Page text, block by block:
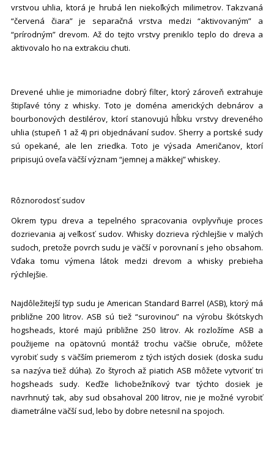
vrstvou uhlia, ktorá je hrubá len niekoľkých milimetrov. Takzvaná
“červená čiara” je separačná vrstva medzi “aktivovaným” a
“prírodným” drevom. Až do tejto vrstvy preniklo teplo do dreva a
aktivovalo ho na extrakciu chuti.
Drevené uhlie je mimoriadne dobrý filter, ktorý zároveň extrahuje
štipľavé tóny z whisky. Toto je doména amerických debnárov a
bourbonových destilérov, ktorí stanovujú hĺbku vrstvy dreveného
uhlia (stupeň 1 až 4) pri objednávaní sudov. Sherry a portské sudy
sú opekané, ale len zriedka. Toto je výsada Američanov, ktorí
pripisujú oveľa väčší význam “jemnej a mäkkej” whiskey.
Rôznorodosť sudov
Okrem typu dreva a tepelného spracovania ovplyvňuje proces
dozrievania aj veľkosť sudov. Whisky dozrieva rýchlejšie v malých
sudoch, pretože povrch sudu je väčší v porovnaní s jeho obsahom.
Vďaka tomu výmena látok medzi drevom a whisky prebieha
rýchlejšie.
Najdôležitejší typ sudu je American Standard Barrel (ASB) , ktorý má
približne 200 litrov. ASB sú tiež “surovinou” na výrobu škótskych
hogsheads, ktoré majú približne 250 litrov. Ak rozložíme ASB a
použijeme na opätovnú montáž trochu väčšie obruče, môžete
vyrobiť sudy s väčším priemerom z tých istých dosiek (doska sudu
sa nazýva tiež dúha). Zo štyroch až piatich ASB môžete vytvoriť tri
hogsheads sudy. Keďže lichobežníkový tvar týchto dosiek je
navrhnutý tak, aby sud obsahoval 200 litrov, nie je možné vyrobiť
diametrálne väčší sud, lebo by dobre netesnil na spojoch.